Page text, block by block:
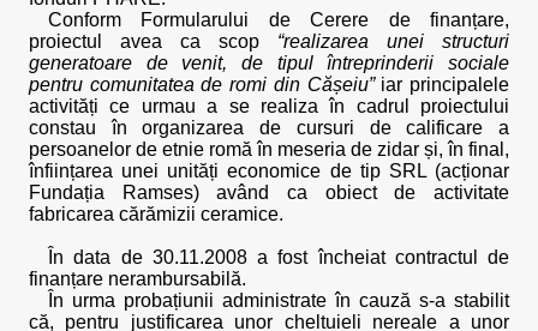
Conform Formularului de Cerere de finanțare,
proiectul avea ca scop “realizarea unei structuri
generatoare de venit, de tipul întreprinderii sociale
pentru comunitatea de romi din Cășeiu”iar principalele
activități ce urmau a se realiza în cadrul proiectului
constau în organizarea de cursuri de calificare a
persoanelor de etnie romă în meseria de zidar și, în final,
înființarea unei unități economice de tip SRL (acționar
Fundația Ramses) având ca obiect de activitate
fabricarea cărămizii ceramice.
În data de 30.11.2008 a fost încheiat contractul de
finanțare nerambursabilă.
În urma probațiunii administrate în cauză s-a stabilit
că, pentru justificarea unor cheltuieli nereale a unor